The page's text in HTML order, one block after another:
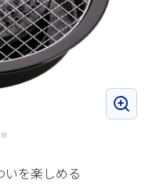
いを楽しめる